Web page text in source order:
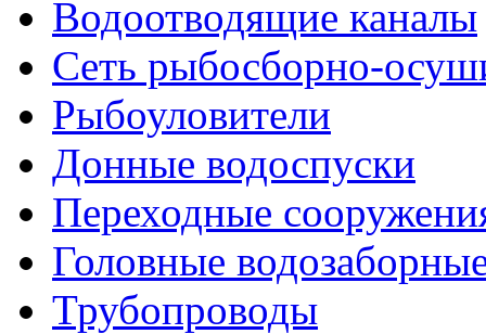
Водоотводящие каналы
Сеть рыбосборно-
Рыбоуловители
Донные водоспуски
Переходные
Головные
Трубопроводы